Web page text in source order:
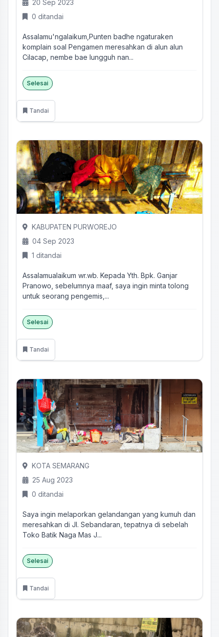
20 Sep 2023
0 ditandai
Assalamu'ngalaikum,Punten badhe ngaturaken
komplain soal Pengamen meresahkan di alun alun
Cilacap, nembe bae lungguh nan...
Selesai
Tandai
KABUPATEN PURWOREJO
04 Sep 2023
1 ditandai
Assalamualaikum wr.wb. Kepada Yth. Bpk. Ganjar
Pranowo, sebelumnya maaf, saya ingin minta tolong
untuk seorang pengemis,...
Selesai
Tandai
KOTA SEMARANG
25 Aug 2023
0 ditandai
Saya ingin melaporkan gelandangan yang kumuh dan
meresahkan di Jl. Sebandaran, tepatnya di sebelah
Toko Batik Naga Mas J...
Selesai
Tandai